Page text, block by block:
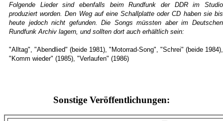
Folgende Lieder sind ebenfalls beim Rundfunk der DDR im Studio
produziert worden. Den Weg auf eine Schallplatte oder CD haben sie bis
heute jedoch nicht gefunden. Die Songs müssten aber im Deutschen
Rundfunk Archiv lagern, und sollten dort auch erhältlich sein:
"Alltag", "Abendlied" (beide 1981), "Motorrad-Song", "Schrei" (beide 1984),
"Komm wieder" (1985), "Verlaufen" (1986)
Sonstige Veröffentlichungen: